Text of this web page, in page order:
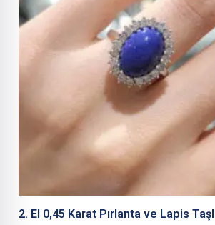
2. El 0,45 Karat Pırlanta ve Lapis